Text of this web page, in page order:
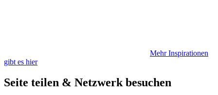
Mehr Inspirationen
gibt es hier
Seite teilen & Netzwerk besuchen